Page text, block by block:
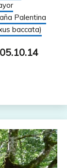
Palentina
baccata)